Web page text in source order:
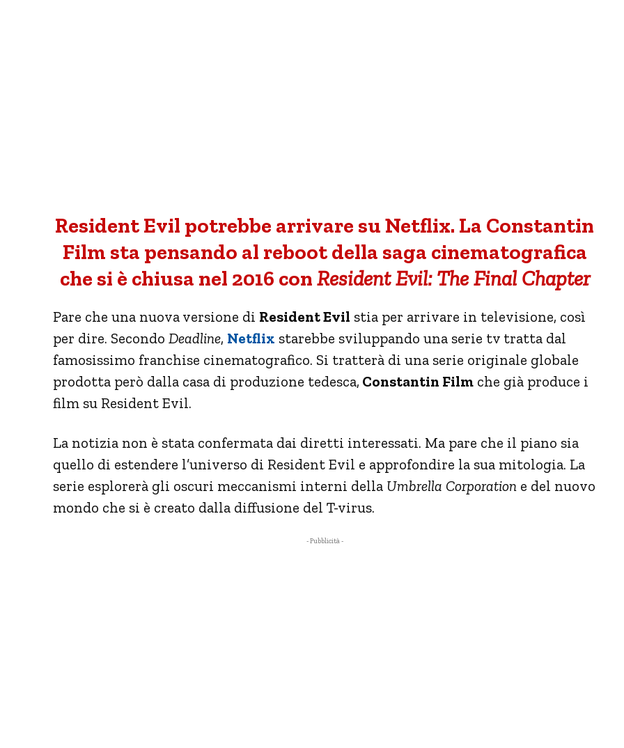
Resident Evil potrebbe arrivare su Netflix. La Constantin
Film sta pensando al reboot della saga cinematografica
che si è chiusa nel 2016 conResident Evil:The Final Chapter
Pare che una nuova versione di Resident Evil stia per arrivare in televisione, così
per dire. Secondo Deadline, Netflix starebbe sviluppando una serie tv tratta dal
famosissimo franchise cinematografico. Si tratterà di una serie originale globale
prodotta però dalla casa di produzione tedesca, Constantin Film che già produce i
film su Resident Evil.
La notizia non è stata confermata dai diretti interessati. Ma pare che il piano sia
quello di estendere l’universo di Resident Evil e approfondire la sua mitologia. La
serie esplorerà gli oscuri meccanismi interni della Umbrella Corporation e del nuovo
mondo che si è creato dalla diffusione del T-virus.
- Pubblicità -